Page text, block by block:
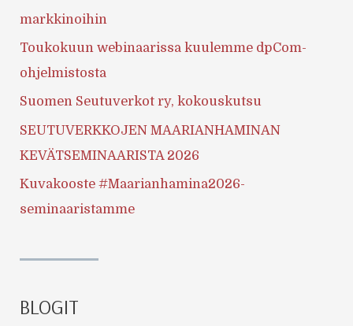
markkinoihin
Toukokuun webinaarissa kuulemme dpCom-
ohjelmistosta
Suomen Seutuverkot ry, kokouskutsu
SEUTUVERKKOJEN MAARIANHAMINAN
KEVÄTSEMINAARISTA 2026
Kuvakooste #Maarianhamina2026-
seminaaristamme
BLOGIT